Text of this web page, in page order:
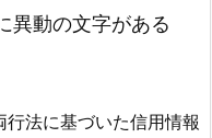
異動の文字がある
法に基づいた信用情報